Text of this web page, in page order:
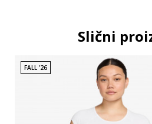
Slični
FALL '26